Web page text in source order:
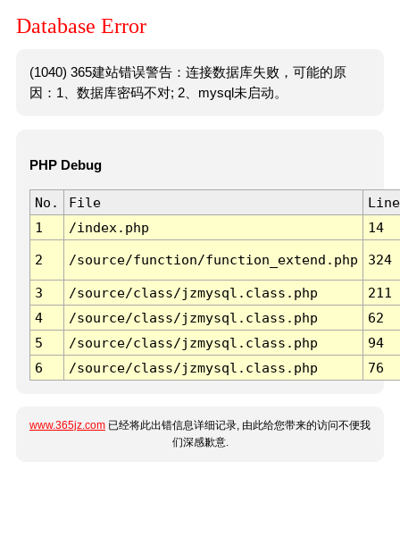
Database Error
(1040) 365建站错误警告：连接数据库失败，可能的原
因：1、数据库密码不对; 2、mysql未启动。
PHP Debug
No. File
Line
1
/index.php 14
2 /source/function/function_extend.php 324
3 /source/class/jzmysql.class.php
211
4
/source/class/jzmysql.class.php
62
5
/source/class/jzmysql.class.php
94
6
/source/class/jzmysql.class.php 76
www.365jz.com 已经将此出错信息详细记录, 由此给您带来的访问不便我
们深感歉意.